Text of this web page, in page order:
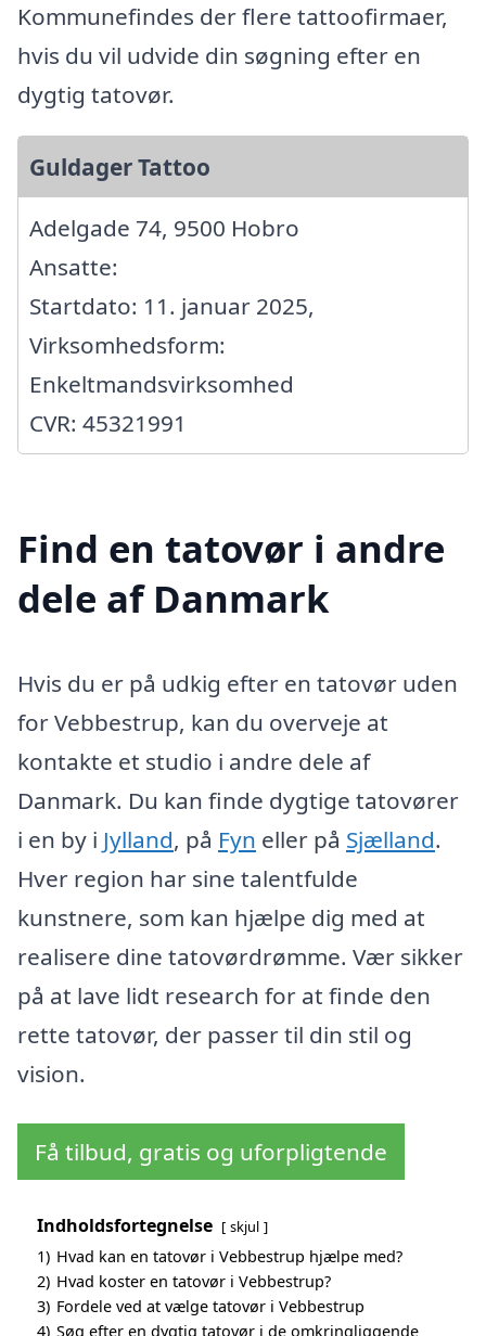
Kommunefindes der flere tattoofirmaer,
hvis du vil udvide din søgning efter en
dygtig tatovør.
Guldager Tattoo
Adelgade 74, 9500 Hobro
Ansatte:
Startdato: 11. januar 2025,
Virksomhedsform:
Enkeltmandsvirksomhed
CVR: 45321991
Find en tatovør i andre
dele af Danmark
Hvis du er på udkig efter en tatovør uden
for Vebbestrup, kan du overveje at
kontakte et studio i andre dele af
Danmark. Du kan finde dygtige tatovører
i en by i Jylland, på Fyn eller på Sjælland.
Hver region har sine talentfulde
kunstnere, som kan hjælpe dig med at
realisere dine tatovørdrømme. Vær sikker
på at lave lidt research for at finde den
rette tatovør, der passer til din stil og
vision.
Få tilbud, gratis og uforpligtende
Indholdsfortegnelse skjul
1) Hvad kan en tatovør i Vebbestrup hjælpe med?
2) Hvad koster en tatovør i Vebbestrup?
3) Fordele ved at vælge tatovør i Vebbestrup
4) Søg efter en dygtig tatovør i de omkringliggende